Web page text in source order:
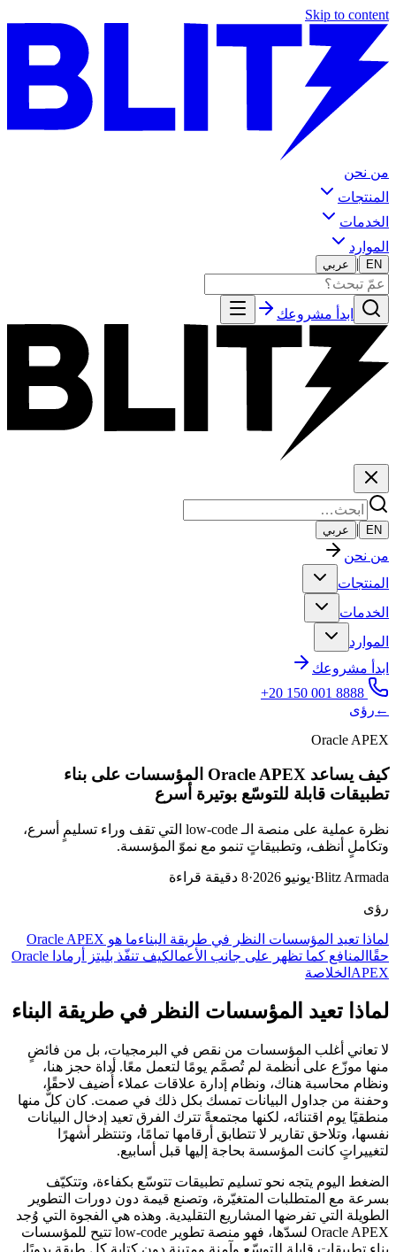
Skip to content
من نحن
المنتجات
الخدمات
الموارد
EN
| عربي
ابدأ مشروعك
EN
| عربي
من نحن
المنتجات
الخدمات
الموارد
ابدأ مشروعك
+20 150 001 8888
← رؤى
Oracle APEX
كيف يساعد Oracle APEX المؤسسات على بناء
تطبيقات قابلة للتوسّع بوتيرة أسرع
نظرة عملية على منصة الـ low-code التي تقف وراء تسليمٍ أسرع،
وتكاملٍ أنظف، وتطبيقاتٍ تنمو مع نموّ المؤسسة.
Blitz Armada
·يونيو 2026 ·
8 دقيقة قراءة
رؤى
لماذا تعيد المؤسسات النظر في طريقة البناء
ما هو Oracle APEX
حقًا المنافع كما تظهر على جانب الأعمال
كيف تنفّذ بليتز أرمادا Oracle
APEX الخلاصة
لماذا تعيد المؤسسات النظر في طريقة البناء
لا تعاني أغلب المؤسسات من نقص في البرمجيات، بل من فائضٍ
منها موزّع على أنظمة لم تُصمَّم يومًا لتعمل معًا. أداة حجز هنا،
ونظام محاسبة هناك، ونظام إدارة علاقات عملاء أُضيف لاحقًا،
وحفنة من جداول البيانات تمسك بكل ذلك في صمت. كان كلٌّ منها
منطقيًا يوم اقتنائه، لكنها مجتمعةً تترك الفرق تعيد إدخال البيانات
نفسها، وتلاحق تقارير لا تتطابق أرقامها تمامًا، وتنتظر أشهرًا
لتغييراتٍ كانت المؤسسة بحاجة إليها قبل أسابيع.
الضغط اليوم يتجه نحو تسليم تطبيقات تتوسّع بكفاءة، وتتكيّف
بسرعة مع المتطلبات المتغيّرة، وتصنع قيمة دون دورات التطوير
الطويلة التي تفرضها المشاريع التقليدية. وهذه هي الفجوة التي وُجد
Oracle APEX لسدّها، فهو منصة تطوير low-code تتيح للمؤسسات
بناء تطبيقات قابلة للتوسّع وآمنة ومتينة دون كتابة كل طبقة يدويًا،